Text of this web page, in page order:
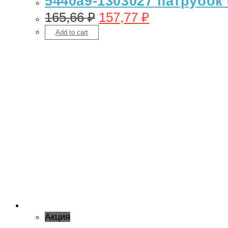
165,66₽ 157,77 ₽
Add to cart
Акция